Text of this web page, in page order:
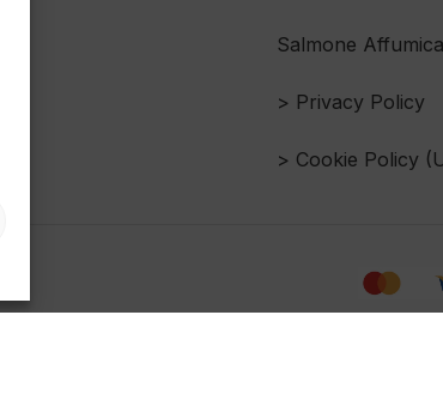
Salmone
> Privacy Policy
> Cookie Policy